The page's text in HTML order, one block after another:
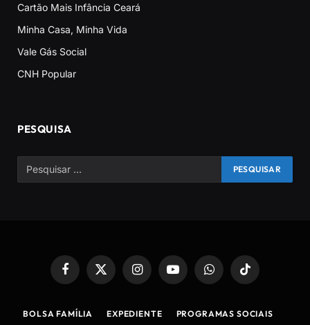
Cartão Mais Infância Ceará
Minha Casa, Minha Vida
Vale Gás Social
CNH Popular
PESQUISA
Facebook
X
(Twitter)
InstagramYouTubeWhatsAppTikTok
BOLSA FAMÍLIA EXPEDIENTE PROGRAMAS SOCIAIS